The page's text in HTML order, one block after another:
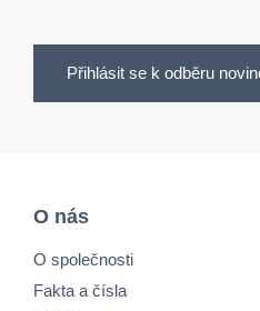
Přihlásit se k odběru
O nás
O společnosti
Fakta a čísla